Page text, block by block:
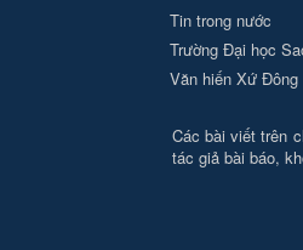
Tin trong nước
Trường Đại học
Văn hiến Xứ Đông
Các bài viết trên
tác giả bài báo,